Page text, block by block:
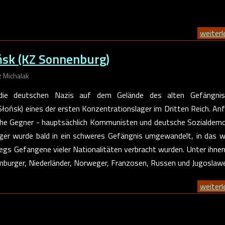
(KZ Sonnenburg)
deutschen Nazis auf dem Gelände des alten
eines der ersten Konzentrationslager im Dritten Reich.
Gegner - hauptsächlich Kommunisten und deutsche
wurde bald in ein schweres Gefängnis umgewandelt, in das
Gefangene vieler Nationalitäten verbracht wurden. Unter
Niederländer, Norweger, Franzosen, Russen und